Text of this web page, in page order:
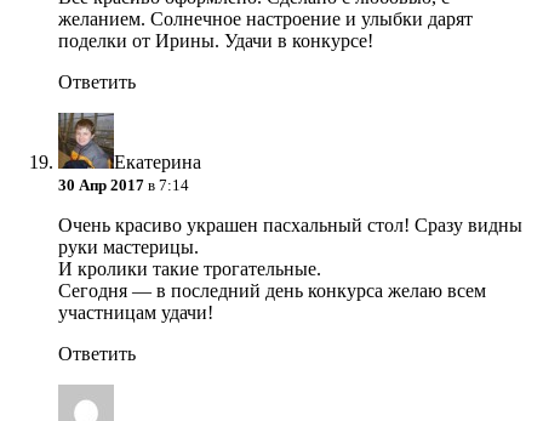
желанием. Солнечное настроение и улыбки дарят
поделки от Ирины. Удачи в конкурсе!
Ответить
Екатерина
30 Апр 2017 в 7:14
Очень красиво украшен пасхальный стол! Сразу видны
руки мастерицы.
И кролики такие трогательные.
Сегодня — в последний день конкурса желаю всем
участницам удачи!
Ответить